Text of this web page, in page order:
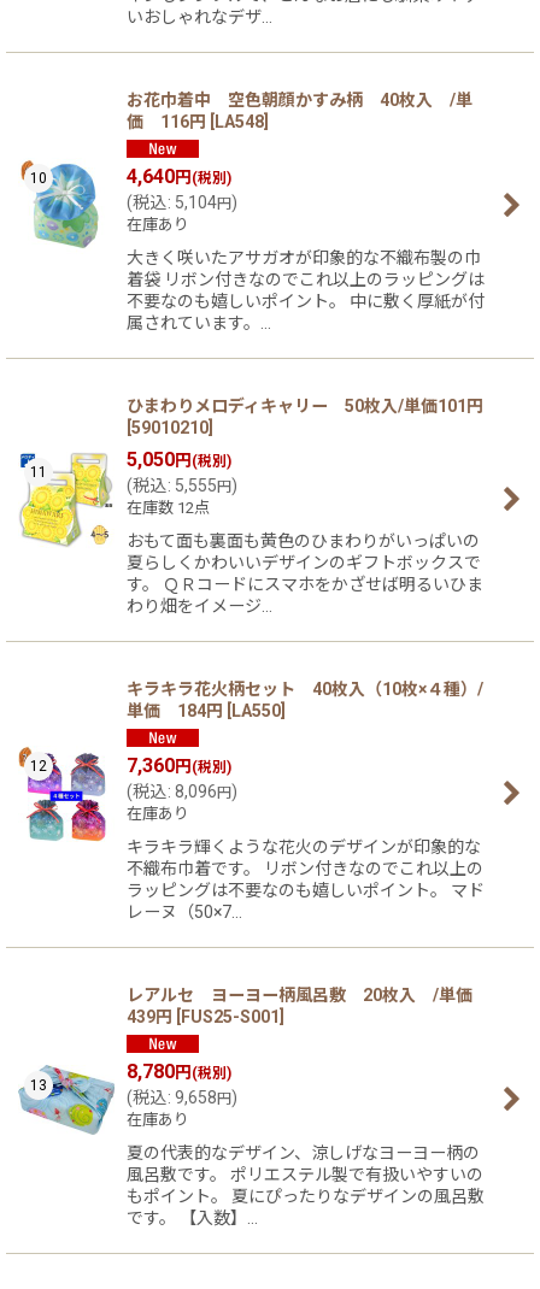
いおしゃれなデザ…
10
お花巾着中 空色朝顔かすみ柄 40枚入 /単
価 116円
LA548
4,640円 (税別)
(税込: 5,104円 )
在庫あり
大きく咲いたアサガオが印象的な不織布製の巾
着袋 リボン付きなのでこれ以上のラッピングは
不要なのも嬉しいポイント。 中に敷く厚紙が付
属されています。…
11
ひまわりメロディキャリー 50枚入/単価101円
59010210
5,050円 (税別)
(税込: 5,555 円 )
在庫数 12点
おもて面も裏面も黄色のひまわりがいっぱいの
夏らしくかわいいデザインのギフトボックスで
す。 ＱＲコードにスマホをかざせば明るいひま
わり畑をイメージ…
12
キラキラ花火柄セット 40枚入（10枚×４種）/
単価 184円
LA550
7,360円 (税別)
(税込: 8,096円)
在庫あり
キラキラ輝くような花火のデザインが印象的な
不織布巾着です。 リボン付きなのでこれ以上の
ラッピングは不要なのも嬉しいポイント。 マド
レーヌ（50×7…
13
レアルセ ヨーヨー柄風呂敷 20枚入 /単価
439円
FUS25-S001
8,780円(税別)
(税込: 9,658円)
在庫あり
夏の代表的なデザイン、涼しげなヨーヨー柄の
風呂敷です。 ポリエステル製で有扱いやすいの
もポイント。 夏にぴったりなデザインの風呂敷
です。 【入数】…